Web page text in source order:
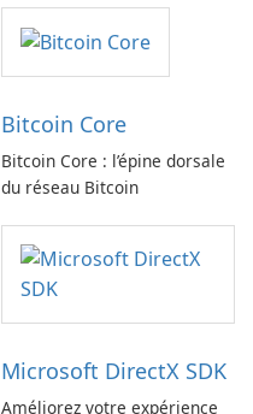
Bitcoin Core
Bitcoin Core : l’épine dorsale
du réseau Bitcoin
Microsoft DirectX SDK
Améliorez votre expérience